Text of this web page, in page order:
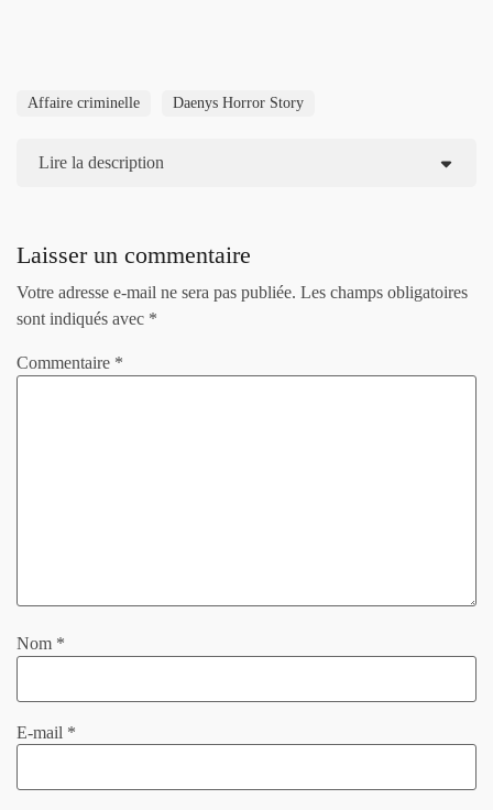
Affaire criminelle Daenys Horror Story
Lire la description
Laisser un commentaire
Votre adresse e-mail ne sera pas publiée. Les champs obligatoires
sont indiqués avec *
Commentaire *
Nom *
E-mail *